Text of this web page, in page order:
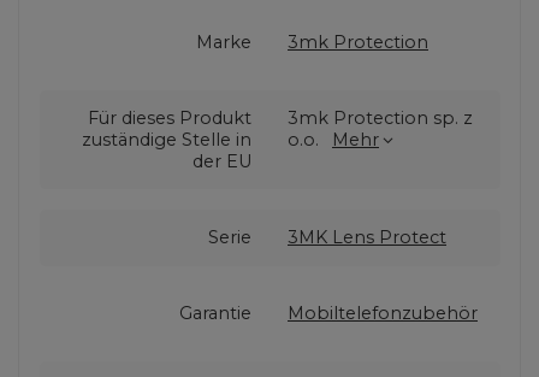
Marke 3mk Protection
Für dieses Produkt
zuständige Stelle in
der EU
3mk Protection sp. z
o.o.
Mehr
Serie 3MK Lens Protect
Garantie Mobiltelefonzubehör